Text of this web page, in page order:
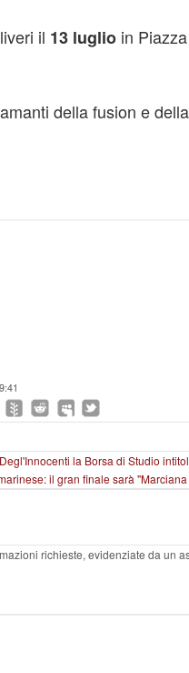
il 13 luglio in
della fusion e
la Borsa di Studio
il gran finale sarà
richieste, evidenziate da un